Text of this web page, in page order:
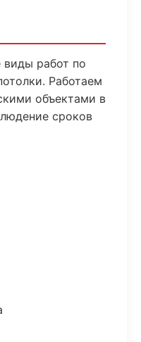
виды работ по
Работаем
объектами в
сроков